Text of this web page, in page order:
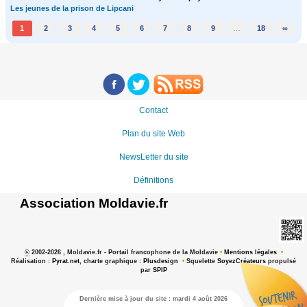
Les jeunes de la prison de Lipcani
1 2 3 4 5 6 7 8 9 18 ∞
Contact
Plan du site Web
NewsLetter du site
Définitions
Association Moldavie.fr
©2002-2026 , Moldavie.fr - Portail francophone de la Moldavie • Mentions légales
•
Réalisation : Pyrat.net, charte graphique : Plusdesign • Squelette SoyezCréateurs propulsé
par SPIP
Dernière mise à jour du site : mardi 4 août 2026